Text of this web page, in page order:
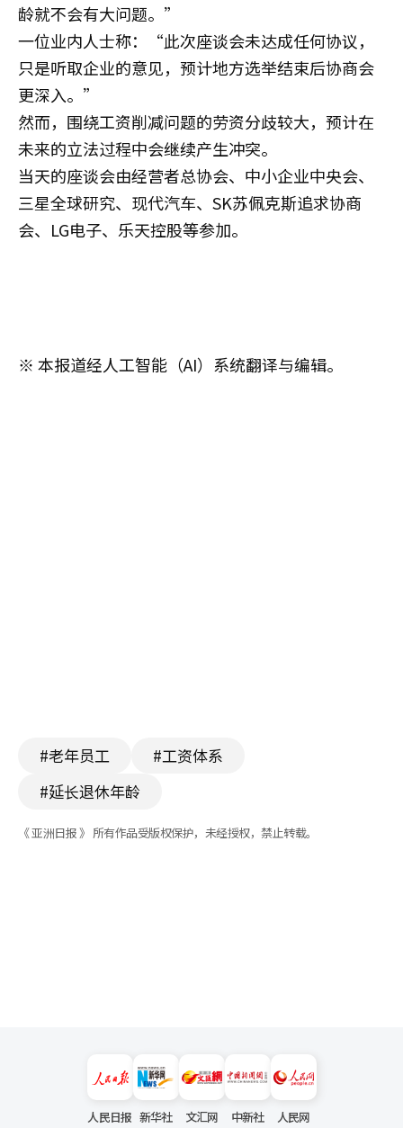
龄就不会有大问题。”
一位业内人士称：“此次座谈会未达成任何协议，
只是听取企业的意见，预计地方选举结束后协商会
更深入。”
然而，围绕工资削减问题的劳资分歧较大，预计在
未来的立法过程中会继续产生冲突。
当天的座谈会由经营者总协会、中小企业中央会、
三星全球研究、现代汽车、SK苏佩克斯追求协商
会、LG电子、乐天控股等参加。
※ 本报道经人工智能（AI）系统翻译与编辑。
#老年员工
#工资体系
#延长退休年龄
《 亚洲日报 》 所有作品受版权保护，未经授权，禁止转载。
人民日报 新华社 文汇网 中新社 人民网